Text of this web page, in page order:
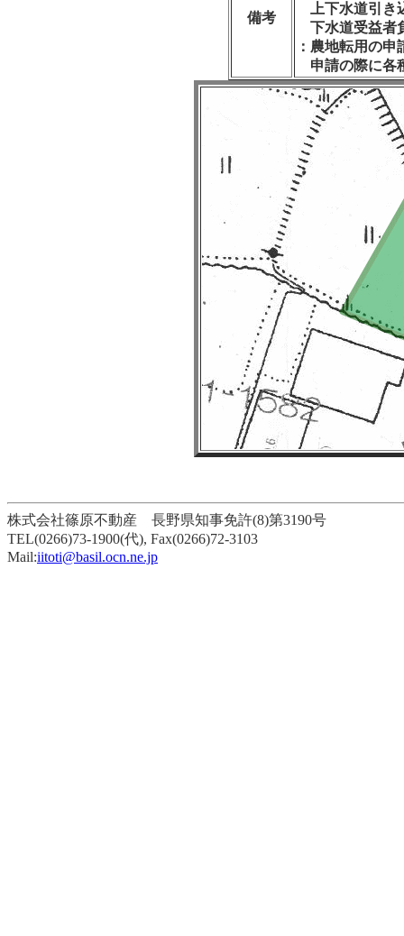
備考
上下水道引き
下水道受益者
：農地転用の
申請の際に各
株式会社篠原不動産 長野県知事免許(8)第3190号
TEL(0266)73-1900(代), Fax(0266)72-3103
Mail:iitoti@basil.ocn.ne.jp